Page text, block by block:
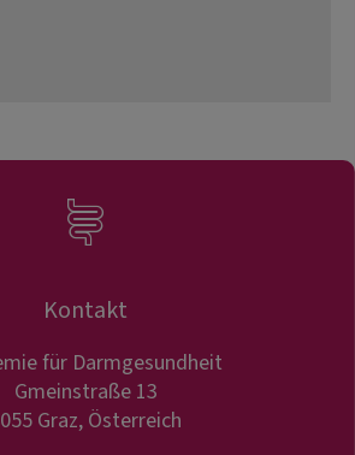
Kontakt
für Darmgesundheit
Gmeinstraße 13
Graz, Österreich